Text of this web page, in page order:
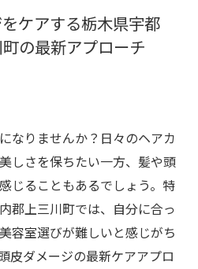
ケアする栃木県宇都
の最新アプローチ
なりませんか？日々のヘアカ
しさを保ちたい一方、髪や頭
じることもあるでしょう。特
郡上三川町では、自分に合っ
容室選びが難しいと感じがち
皮ダメージの最新ケアアプロ